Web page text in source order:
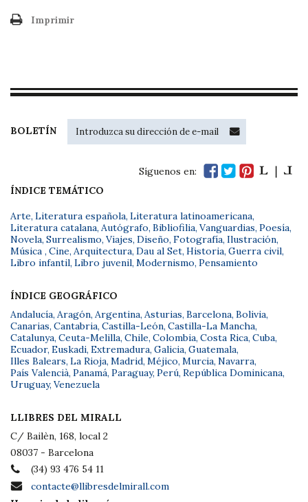
Imprimir
BOLETÍN
Síguenos en:
ÍNDICE TEMÁTICO
Arte, Literatura española, Literatura latinoamericana,
Literatura catalana, Autógrafo, Bibliofilia, Vanguardias, Poesía,
Novela, Surrealismo, Viajes, Diseño, Fotografía, Ilustración,
Música , Cine, Arquitectura, Dau al Set, Historia, Guerra civil,
Libro infantil, Libro juvenil, Modernismo, Pensamiento
ÍNDICE GEOGRÁFICO
Andalucía, Aragón, Argentina, Asturias, Barcelona, Bolivia,
Canarias, Cantabria, Castilla-León, Castilla-La Mancha,
Catalunya, Ceuta-Melilla, Chile, Colombia, Costa Rica, Cuba,
Ecuador, Euskadi, Extremadura, Galicia, Guatemala,
Illes Balears, La Rioja, Madrid, Méjico, Murcia, Navarra,
País Valencià, Panamá, Paraguay, Perú, República Dominicana,
Uruguay, Venezuela
LLIBRES DEL MIRALL
C/ Bailèn, 168, local 2
08037 - Barcelona
(34) 93 476 54 11
contacte@llibresdelmirall.com